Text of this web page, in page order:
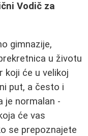
Vodič za
gimnazije,
u životu
koji će u velikoj
put, a često i
je normalan -
će vas
se prepoznajete